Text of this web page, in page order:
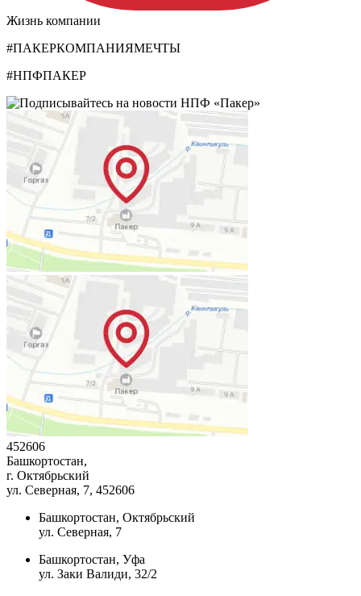
Жизнь компании
#ПАКЕРКОМПАНИЯМЕЧТЫ
#НПФПАКЕР
452606
Башкортостан,
г. Октябрьский
ул. Северная, 7, 452606
Башкортостан, Октябрьский
ул. Северная, 7
Башкортостан, Уфа
ул. Заки Валиди, 32/2